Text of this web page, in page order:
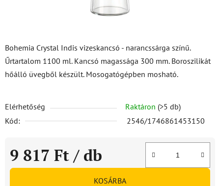
Bohemia Crystal Indis vizeskancsó - narancssárga színű.
Űrtartalom 1100 ml. Kancsó magassága 300 mm. Boroszilikát
hőálló üvegből készült. Mosogatógépben mosható.
Elérhetőség Raktáron (>5 db)
Kód:
2546/1746861453150
9 817 Ft / db
Egységár:
KOSÁRBA